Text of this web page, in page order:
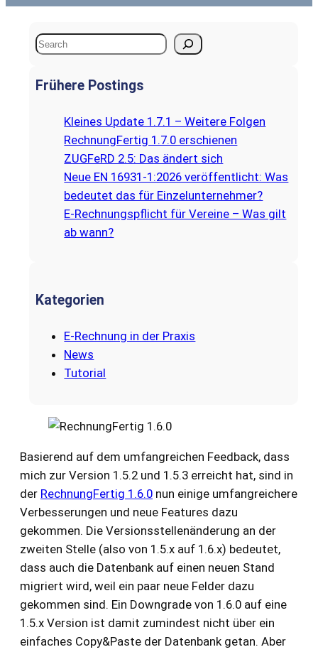
S
aFrühere Postings
Kleines Update 1.7.1 – Weitere Folgen
RechnungFertig 1.7.0 erschienen
ZUGFeRD 2.5: Das ändert sich
Neue EN 16931-1:2026 veröffentlicht: Was
bedeutet das für Einzelunternehmer?
E‑Rechnungspflicht für Vereine – Was gilt
ab wann?
Kategorien
E-Rechnung in der Praxis
News
Tutorial
Basierend auf dem umfangreichen Feedback, dass
mich zur Version 1.5.2 und 1.5.3 erreicht hat, sind in
der RechnungFertig 1.6.0 nun einige umfangreichere
Verbesserungen und neue Features dazu
gekommen. Die Versionsstellenänderung an der
zweiten Stelle (also von 1.5.x auf 1.6.x) bedeutet,
dass auch die Datenbank auf einen neuen Stand
migriert wird, weil ein paar neue Felder dazu
gekommen sind. Ein Downgrade von 1.6.0 auf eine
1.5.x Version ist damit zumindest nicht über ein
einfaches Copy&Paste der Datenbank getan. Aber